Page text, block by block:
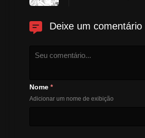
Deixe um comentário
Nome *
Adicionar um nome de exibição